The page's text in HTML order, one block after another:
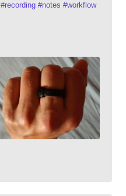
#recording #notes #workflow